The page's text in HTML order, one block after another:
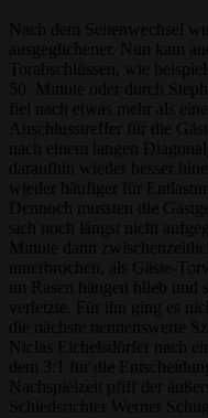
Nach dem Seitenwechsel
ausgeglichener. Nun kam
Torabschlüssen, wie
50. Minute oder durch
fiel nach etwas mehr als
Anschlusstreffer für die
nach einem langen
daraufhin wieder besser
wieder häufiger für
Dennoch mussten die
sich noch längst nicht
Minute dann
unterbrochen, als Gäste-
im Rasen hängen blieb und
verletzte. Für ihn ging es
die nächste nennenswerte
Niclas Eichelsdörfer nach
dem 3:1 für die
Nachspielzeit pfiff der
Schiedsrichter Werner